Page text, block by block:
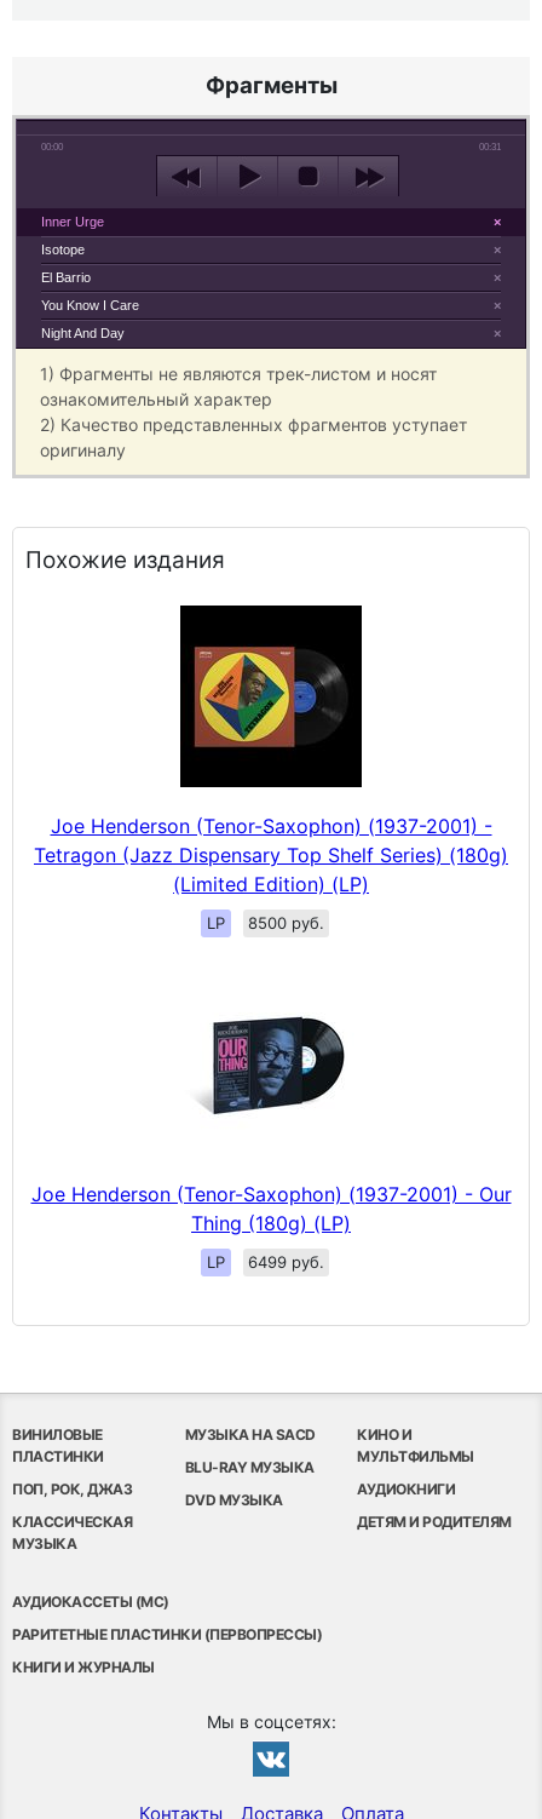
Фрагменты
00:00 00:31
×
Inner Urge
×
Isotope
×
El Barrio
×
You Know I Care
×
Night And Day
1) Фрагменты не являются трек-листом и носят
ознакомительный характер
2) Качество представленных фрагментов уступает
оригиналу
Похожие издания
Joe Henderson (Tenor-Saxophon) (1937-2001) -
Tetragon (Jazz Dispensary Top Shelf Series) (180g)
(Limited Edition) (LP)
LP 8500 руб.
Joe Henderson (Tenor-Saxophon) (1937-2001) - Our
Thing (180g) (LP)
LP 6499 руб.
ВИНИЛОВЫЕ
ПЛАСТИНКИ
ПОП, РОК, ДЖАЗ
КЛАССИЧЕСКАЯ
МУЗЫКА
МУЗЫКА НА SACD
BLU-RAY МУЗЫКА
DVD МУЗЫКА
КИНО И
МУЛЬТФИЛЬМЫ
АУДИОКНИГИ
ДЕТЯМ И РОДИТЕЛЯМ
АУДИОКАССЕТЫ (MC)
РАРИТЕТНЫЕ ПЛАСТИНКИ (ПЕРВОПРЕССЫ)
КНИГИ И ЖУРНАЛЫ
Мы в соцсетях:
Контакты Доставка Оплата